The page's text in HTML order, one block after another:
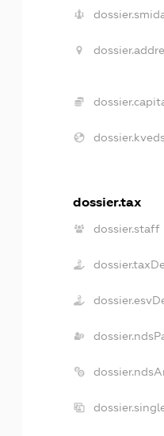
dossier.tax
dossier.staff